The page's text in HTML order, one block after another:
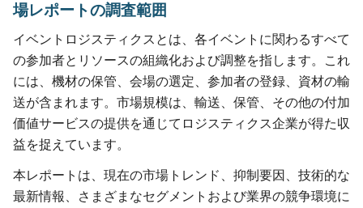
場レポートの調査範囲
イベントロジスティクスとは、各イベントに関わるすべて
の参加者とリソースの組織化および調整を指します。これ
には、機材の保管、会場の選定、参加者の登録、資材の輸
送が含まれます。市場規模は、輸送、保管、その他の付加
価値サービスの提供を通じてロジスティクス企業が得た収
益を捉えています。
本レポートは、現在の市場トレンド、抑制要因、技術的な
最新情報、さまざまなセグメントおよび業界の競争環境に